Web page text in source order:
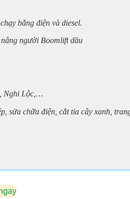
bằng điện và diesel.
người Boomlift dầu
Nghi Lộc,…
sửa chữa điện, cắt tỉa cây xanh,